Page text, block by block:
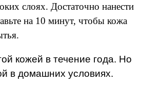
слоях. Достаточно нанести
на 10 минут, чтобы кожа
кожей в течение года. Но
в домашних условиях.